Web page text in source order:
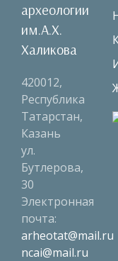
археологии
им.А.Х.
Халикова
420012,
Республика
Татарстан,
Казань
ул.
Бутлерова,
30
Электронная
почта:
arheotat@mail.ru
ncai@mail.ru